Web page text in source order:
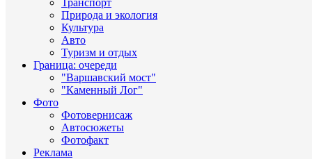
Транспорт
Природа и экология
Культура
Авто
Туризм и отдых
Граница: очереди
"Варшавский мост"
"Каменный Лог"
Фото
Фотовернисаж
Автосюжеты
Фотофакт
Реклама